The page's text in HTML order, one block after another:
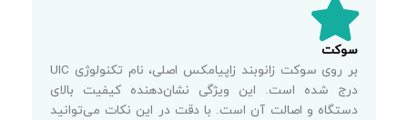
سوکت
بر روی سوکت زانوبند زاپیامکس اصلی، نام تکنولوژی UIC
درج شده است. این ویژگی نشان‌دهنده کیفیت بالای
دستگاه و اصالت آن است. با دقت در این نکات می‌توانید